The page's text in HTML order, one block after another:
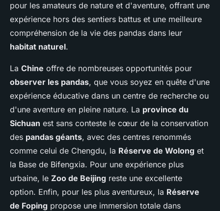
pour les amateurs de nature et d'aventure, offrant une
expérience hors des sentiers battus et une meilleure
compréhension de la vie des pandas dans leur
habitat naturel.
La Chine offre de nombreuses opportunités pour
observer les pandas, que vous soyez en quête d'une
expérience éducative dans un centre de recherche ou
d'une aventure en pleine nature. La province du
Sichuan est sans conteste le cœur de la conservation
des pandas géants, avec des centres renommés
comme celui de Chengdu, la Réserve de Wolong et
la Base de Bifengxia. Pour une expérience plus
urbaine, le Zoo de Beijing reste une excellente
option. Enfin, pour les plus aventureux, la Réserve
de Foping propose une immersion totale dans